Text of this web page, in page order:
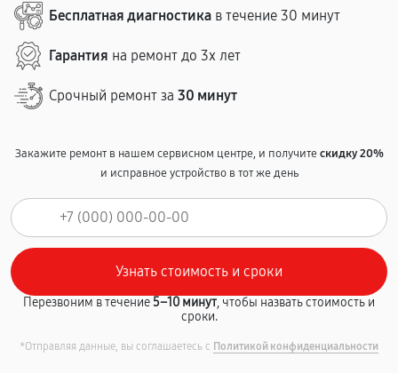
Бесплатная диагностика в течение 30 минут
Гарантия на ремонт до 3х лет
Срочный ремонт за 30 минут
Закажите ремонт в нашем сервисном центре, и получитескидку 20%
и исправное устройство в тот же день
Перезвоним в течение5–10 минут, чтобы назвать стоимость и
сроки.
*Отправляя данные, вы соглашаетесь с Политикой конфиденциальности